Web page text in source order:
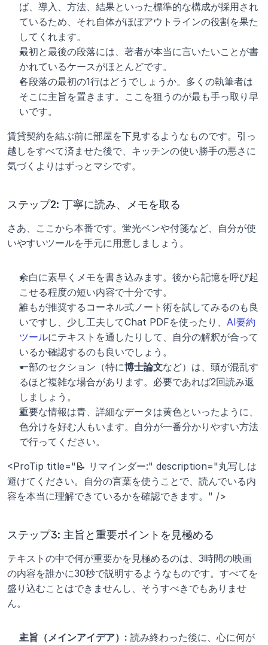
ば、導入、方法、結果といった標準的な構成が採用され
ているため、それ自体がほぼアウトラインの役割を果た
してくれます。
最初と最後の段落には、著者が本当に言いたいことが書
かれているケースがほとんどです。
各段落の最初の1行はどうでしょうか。多くの執筆者は
そこに主旨を置きます。ここを狙うのが最も手っ取り早
いです。
賃貸契約を結ぶ前に部屋を下見するようなものです。引っ
越しをすべて済ませた後で、キッチンの使い勝手の悪さに
気づくよりはずっとマシです。
ステップ2: 丁寧に読み、メモを取る
さあ、ここから本番です。蛍光ペンや付箋など、自分が使
いやすいツールを手元に用意しましょう。
余白に素早くメモを書き込みます。後から記憶を呼び起
こせる程度の短い内容で十分です。
誰もが推奨するコーネル式ノート術を試してみるのも良
いですし、少し工夫してChat PDFを使ったり、 AI要約
ツールにテキストを通したりして、自分の解釈が合って
いるか確認するのも良いでしょう。
一部のセクション（特に博士論文など）は、頭が混乱す
るほど複雑な場合があります。必要であれば2回読み返
しましょう。
重要な情報は青、詳細なデータは黄色といったように、
色分けを好む人もいます。自分が一番分かりやすい方法
で行ってください。
<ProTip title="📝 リマインダー:" description="丸写しは
避けてください。自分の言葉を使うことで、読んでいる内
容を本当に理解できているかを確認できます。" />
ステップ3: 主旨と重要ポイントを見極める
テキストの中で何が重要かを見極めるのは、3時間の映画
の内容を誰かに30秒で説明するようなものです。すべてを
盛り込むことはできませんし、そうすべきでもありませ
ん。
主旨（メインアイデア）: 読み終わった後に、心に何が